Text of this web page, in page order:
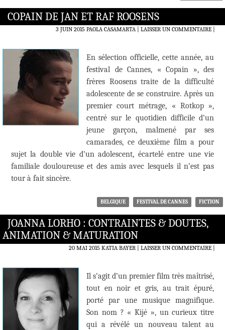
COPAIN DE JAN ET RAF ROOSENS
3 JUIN 2015 PAOLA CASAMARTA LAISSER UN COMMENTAIRE|
En sélection officielle, cette année, au
festival de Cannes, « Copain », des
frères Roosens traite de la difficulté
adolescente de se construire. Après un
premier court métrage, « Rotkop »,
centré sur le quotidien difficile d’un
jeune garçon, malmené par ses
camarades, ce deuxième film a pour
sujet la double vie d’un adolescent, écartelé entre une vie
familiale douloureuse et des amis avec lesquels il n’est pas
tour à fait sincère.
BELGIQUE FESTIVAL DE CANNES FICTION
JOANNA LORHO : CONTRAINTES & DOUTES,
ANIMATION & MATURATION
20 MAI 2015 KATIA BAYER LAISSER UN COMMENTAIRE|
Il s’agit d’un premier film très maîtrisé,
tout en noir et gris, au trait épuré,
porté par une musique magnifique.
Son nom ? « Kijé », un curieux titre
qui a révélé un nouveau talent au